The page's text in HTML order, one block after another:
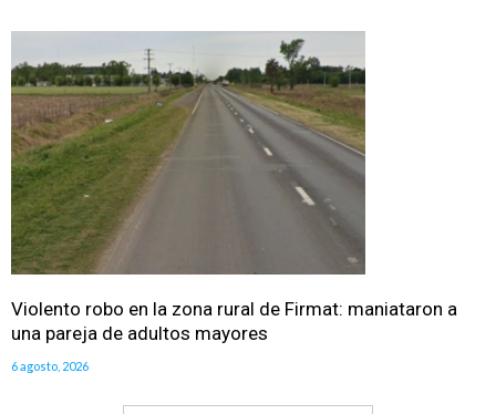
Violento robo en la zona rural de Firmat: maniataron a
una pareja de adultos mayores
6 agosto, 2026